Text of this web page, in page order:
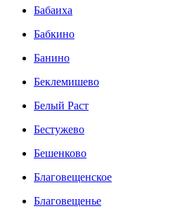
Бабаиха
Бабкино
Банино
Беклемишево
Белый Раст
Бестужево
Бешенково
Благовещенское
Благовещенье